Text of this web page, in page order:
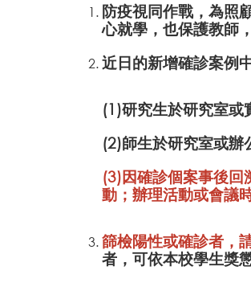
防疫視同作戰，為照
心就學，也保護教師
近日的新增確診案例
(1)研究生於研究室或
(2)師生於研究室或辦
(3)因確診個案事後回
動；辦理活動或會議
篩檢陽性或確診者，
者，可依本校學生獎